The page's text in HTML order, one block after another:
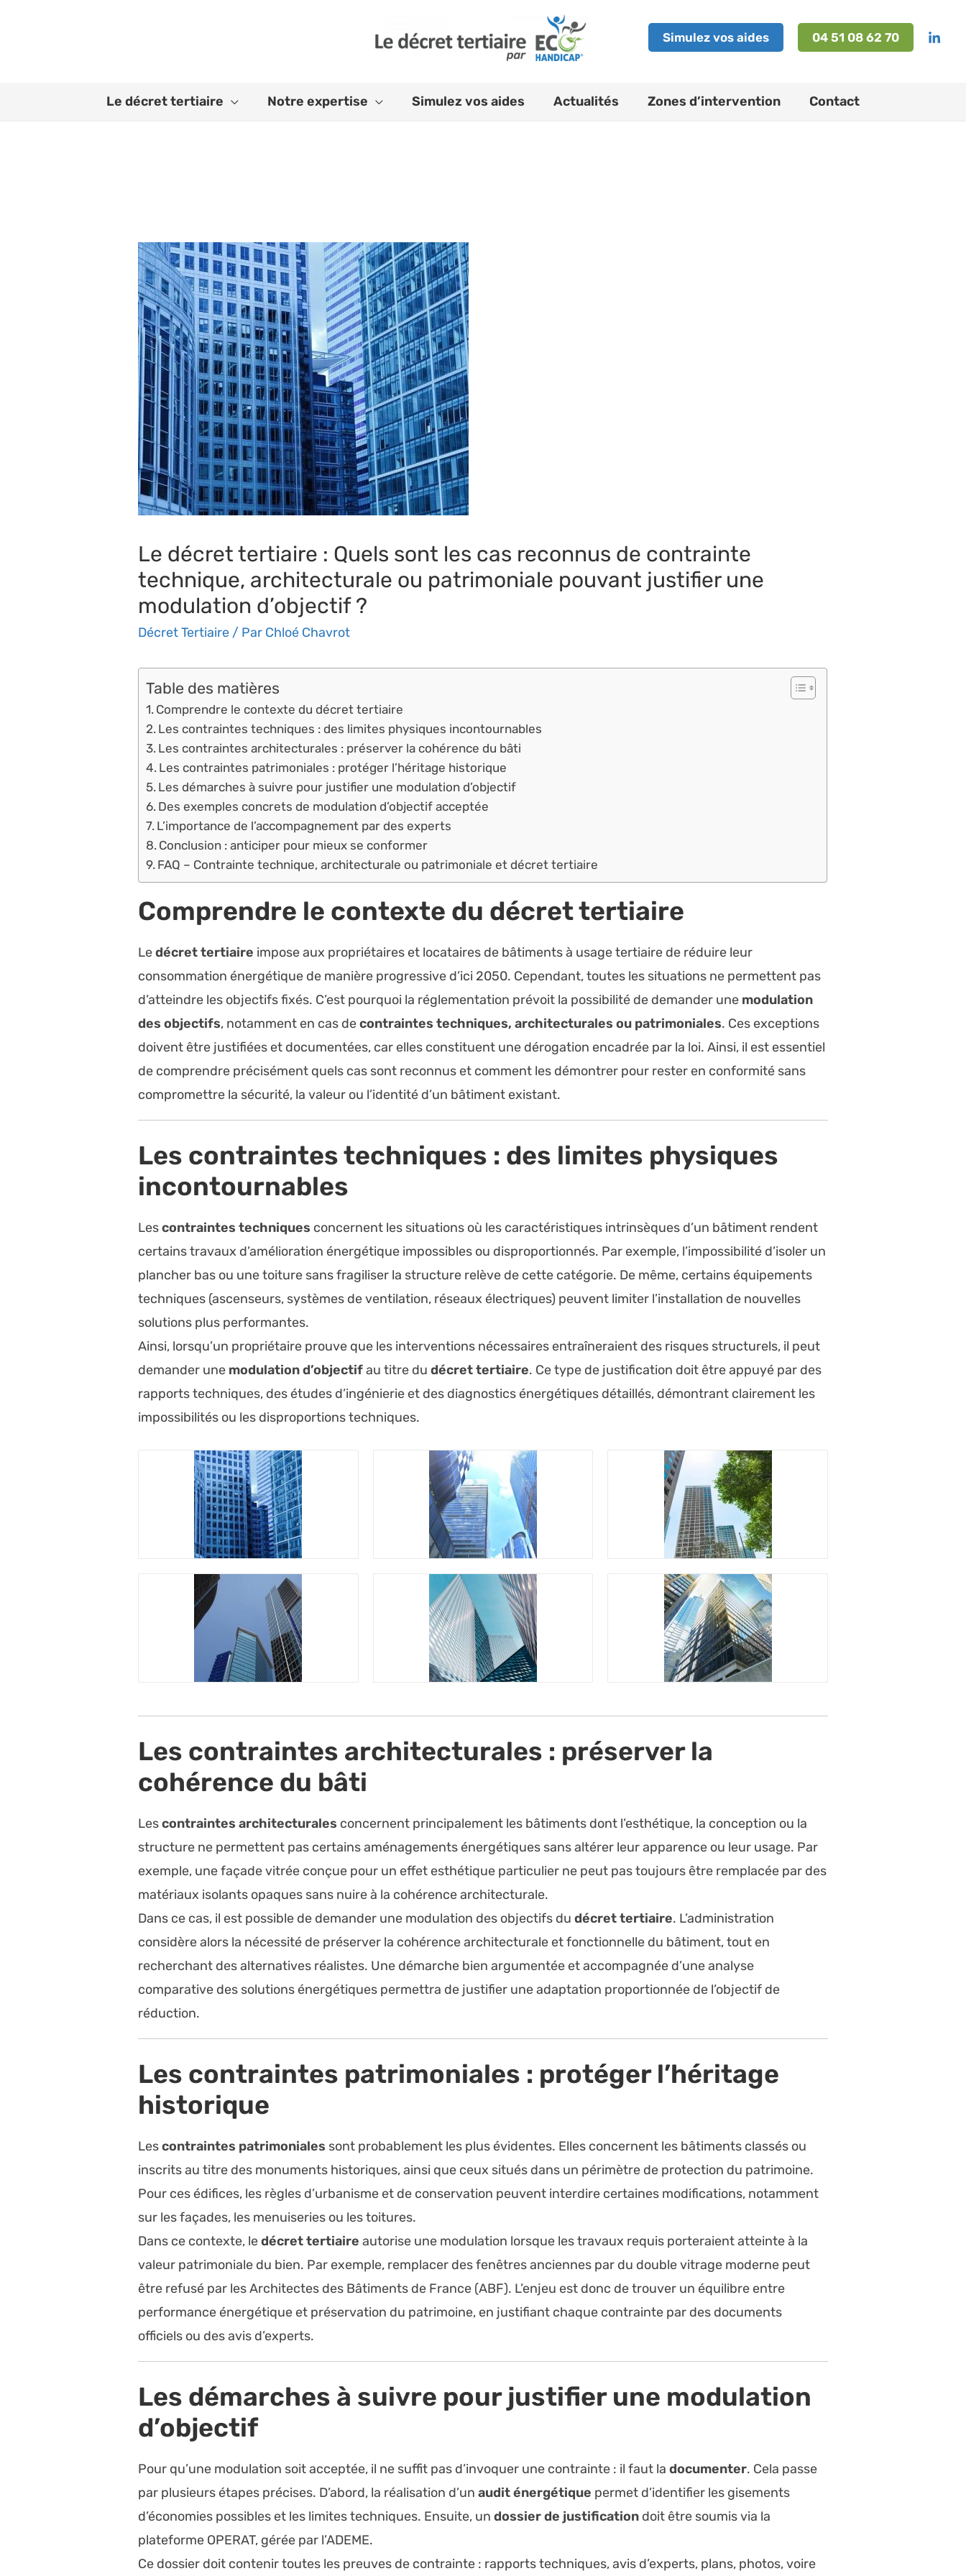
Simulez vos aides 04 51 08 62 70
Le décret tertiaire Notre expertise Simulez vos aides Actualités Zones d’intervention Contact
Le décret tertiaire : Quels sont les cas reconnus de contrainte
technique, architecturale ou patrimoniale pouvant justifier une
modulation d’objectif ?
Décret Tertiaire / Par Chloé Chavrot
Table des matières
Comprendre le contexte du décret tertiaire
Les contraintes techniques : des limites physiques incontournables
Les contraintes architecturales : préserver la cohérence du bâti
Les contraintes patrimoniales : protéger l’héritage historique
Les démarches à suivre pour justifier une modulation d’objectif
Des exemples concrets de modulation d’objectif acceptée
L’importance de l’accompagnement par des experts
Conclusion : anticiper pour mieux se conformer
FAQ – Contrainte technique, architecturale ou patrimoniale et décret tertiaire
Comprendre le contexte du décret tertiaire
Ledécret tertiaire impose aux propriétaires et locataires de bâtiments à usage tertiaire de réduire leur
consommation énergétique de manière progressive d’ici 2050. Cependant, toutes les situations ne permettent pas
d’atteindre les objectifs fixés. C’est pourquoi la réglementation prévoit la possibilité de demander une modulation
des objectifs, notamment en cas decontraintes techniques, architecturales ou patrimoniales. Ces exceptions
doivent être justifiées et documentées, car elles constituent une dérogation encadrée par la loi. Ainsi, il est essentiel
de comprendre précisément quels cas sont reconnus et comment les démontrer pour rester en conformité sans
compromettre la sécurité, la valeur ou l’identité d’un bâtiment existant.
Les contraintes techniques : des limites physiques
incontournables
Lescontraintes techniques concernent les situations où les caractéristiques intrinsèques d’un bâtiment rendent
certains travaux d’amélioration énergétique impossibles ou disproportionnés. Par exemple, l’impossibilité d’isoler un
plancher bas ou une toiture sans fragiliser la structure relève de cette catégorie. De même, certains équipements
techniques (ascenseurs, systèmes de ventilation, réseaux électriques) peuvent limiter l’installation de nouvelles
solutions plus performantes.
Ainsi, lorsqu’un propriétaire prouve que les interventions nécessaires entraîneraient des risques structurels, il peut
demander une modulation d’objectifau titre dudécret tertiaire. Ce type de justification doit être appuyé par des
rapports techniques, des études d’ingénierie et des diagnostics énergétiques détaillés, démontrant clairement les
impossibilités ou les disproportions techniques.
Les contraintes architecturales : préserver la
cohérence du bâti
Lescontraintes architecturales concernent principalement les bâtiments dont l’esthétique, la conception ou la
structure ne permettent pas certains aménagements énergétiques sans altérer leur apparence ou leur usage. Par
exemple, une façade vitrée conçue pour un effet esthétique particulier ne peut pas toujours être remplacée par des
matériaux isolants opaques sans nuire à la cohérence architecturale.
Dans ce cas, il est possible de demander une modulation des objectifs dudécret tertiaire. L’administration
considère alors la nécessité de préserver la cohérence architecturale et fonctionnelle du bâtiment, tout en
recherchant des alternatives réalistes. Une démarche bien argumentée et accompagnée d’une analyse
comparative des solutions énergétiques permettra de justifier une adaptation proportionnée de l’objectif de
réduction.
Les contraintes patrimoniales : protéger l’héritage
historique
Lescontraintes patrimoniales sont probablement les plus évidentes. Elles concernent les bâtiments classés ou
inscrits au titre des monuments historiques, ainsi que ceux situés dans un périmètre de protection du patrimoine.
Pour ces édifices, les règles d’urbanisme et de conservation peuvent interdire certaines modifications, notamment
sur les façades, les menuiseries ou les toitures.
Dans ce contexte, ledécret tertiaire autorise une modulation lorsque les travaux requis porteraient atteinte à la
valeur patrimoniale du bien. Par exemple, remplacer des fenêtres anciennes par du double vitrage moderne peut
être refusé par les Architectes des Bâtiments de France (ABF). L’enjeu est donc de trouver un équilibre entre
performance énergétique et préservation du patrimoine, en justifiant chaque contrainte par des documents
officiels ou des avis d’experts.
Les démarches à suivre pour justifier une modulation
d’objectif
Pour qu’une modulation soit acceptée, il ne suffit pas d’invoquer une contrainte : il faut ladocumenter. Cela passe
par plusieurs étapes précises. D’abord, la réalisation d’unaudit énergétique permet d’identifier les gisements
d’économies possibles et les limites techniques. Ensuite, undossier de justification doit être soumis via la
plateforme OPERAT, gérée par l’ADEME.
Ce dossier doit contenir toutes les preuves de contrainte : rapports techniques, avis d’experts, plans, photos, voire